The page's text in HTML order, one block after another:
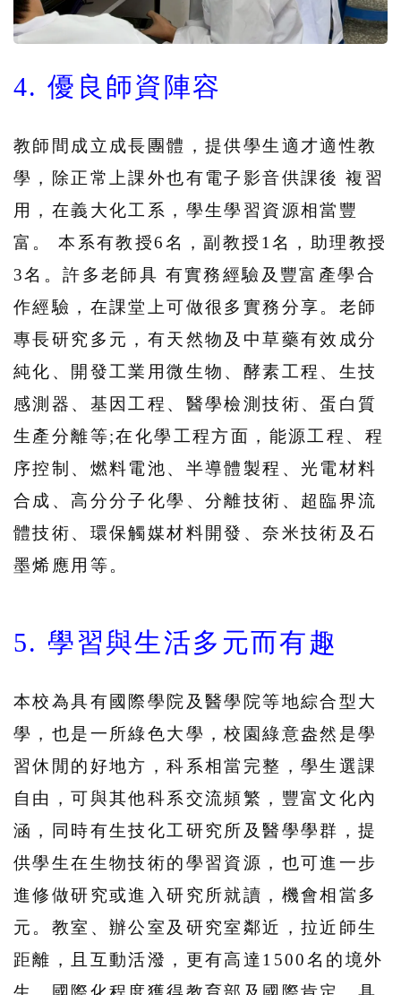
4. 優良師資陣容
教師間成立成長團體，提供學生適才適性教
學，除正常上課外也有電子影音供課後 複習
用，在義大化工系，學生學習資源相當豐
富。 本系有教授6名，副教授1名，助理教授
3名。許多老師具 有實務經驗及豐富產學合
作經驗，在課堂上可做很多實務分享。老師
專長研究多元，有天然物及中草藥有效成分
純化、開發工業用微生物、酵素工程、生技
感測器、基因工程、醫學檢測技術、蛋白質
生產分離等;在化學工程方面，能源工程、程
序控制、燃料電池、半導體製程、光電材料
合成、高分分子化學、分離技術、超臨界流
體技術、環保觸媒材料開發、奈米技術及石
墨烯應用等。
5. 學習與生活多元而有趣
本校為具有國際學院及醫學院等地綜合型大
學，也是一所綠色大學，校園綠意盎然是學
習休閒的好地方，科系相當完整，學生選課
自由，可與其他科系交流頻繁，豐富文化內
涵，同時有生技化工研究所及醫學學群，提
供學生在生物技術的學習資源，也可進一步
進修做研究或進入研究所就讀，機會相當多
元。教室、辦公室及研究室鄰近，拉近師生
距離，且互動活潑，更有高達1500名的境外